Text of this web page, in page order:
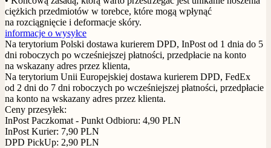
ciężkich przedmiotów w torebce, które mogą wpłynąć
na rozciągnięcie i deformacje skóry.
informacje o wysyłce
Na terytorium Polski dostawa kurierem DPD, InPost od 1 dnia do 5
dni roboczych po wcześniejszej płatności, przedpłacie na konto
na wskazany adres przez klienta,
Na terytorium Unii Europejskiej dostawa kurierem DPD, FedEx
od 2 dni do 7 dni roboczych po wcześniejszej płatności, przedpłacie
na konto na wskazany adres przez klienta.
Ceny przesyłek:
InPost Paczkomat - Punkt Odbioru: 4,90 PLN
InPost Kurier: 7,90 PLN
DPD PickUp: 2,90 PLN